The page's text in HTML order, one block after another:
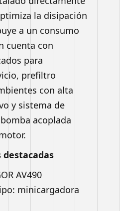
la disipación
a un consumo
cuenta con
para
prefiltro
con alta
y sistema de
acoplada
destacadas
AV490
minicargadora